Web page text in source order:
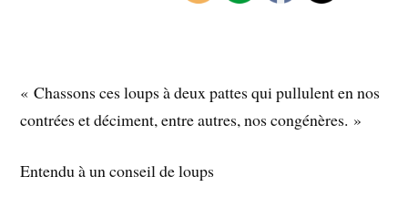
« Chassons ces loups à deux pattes qui pullulent en nos
contrées et déciment, entre autres, nos congénères. »
Entendu à un conseil de loups